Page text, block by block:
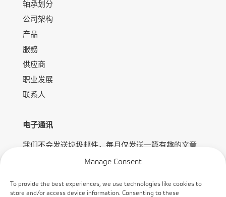
Manage Consent
To provide the best experiences, we use technologies like cookies to
store and/or access device information. Consenting to these
轴承划分
公司架构
产品
服務
供应商
职业发展
联系人
电子通讯
我们不会发送垃圾邮件，每月仅发送一篇有趣的文章